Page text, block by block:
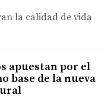
la calidad de vida
apuestan por el
base de la nueva